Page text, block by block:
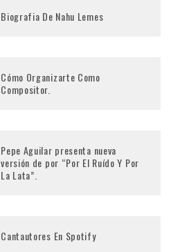
Biografia De Nahu Lemes
Cómo Organizarte Como
Compositor.
Pepe Aguilar presenta nueva
versión de por “Por El Ruído Y Por
La Lata”.
Cantautores En Spotify